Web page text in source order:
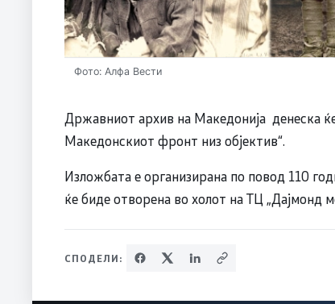
Фото: Алфа Вести
Државниот архив на Македонија денеска
Македонскиот фронт низ објектив“.
Изложбата е организирана по повод 110
ќе биде отворена во холот на ТЦ „Дајмонд
СПОДЕЛИ: